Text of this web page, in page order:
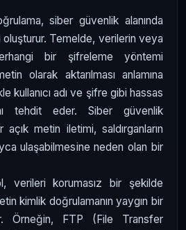
siber güvenlik alanında
Temelde, verilerin veya
bir şifreleme yöntemi
olarak aktarılması anlamına
kullanıcı adı ve şifre gibi hassas
tehdit eder. Siber güvenlik
metin iletimi, saldırganların
ulaşabilmesine neden olan bir
verileri korumasız bir şekilde
kimlik doğrulamanın yaygın bir
Örneğin, FTP (File Transfer